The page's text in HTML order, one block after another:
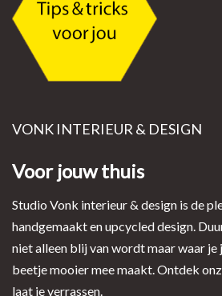
VONK INTERIEUR & DESIGN
Voor jouw thuis
Studio Vonk interieur & design is de
handgemaakt en upcycled design.
niet alleen blij van wordt maar waar je
beetje mooier mee maakt. Ontdek
laat je verrassen.